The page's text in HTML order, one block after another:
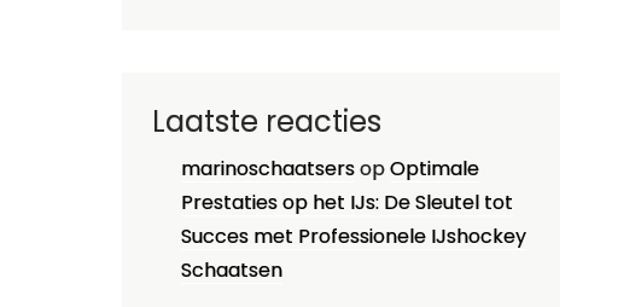
Laatste reacties
marinoschaatsersopOptimale
Prestaties op het IJs: De Sleutel tot
Succes met Professionele IJshockey
Schaatsen